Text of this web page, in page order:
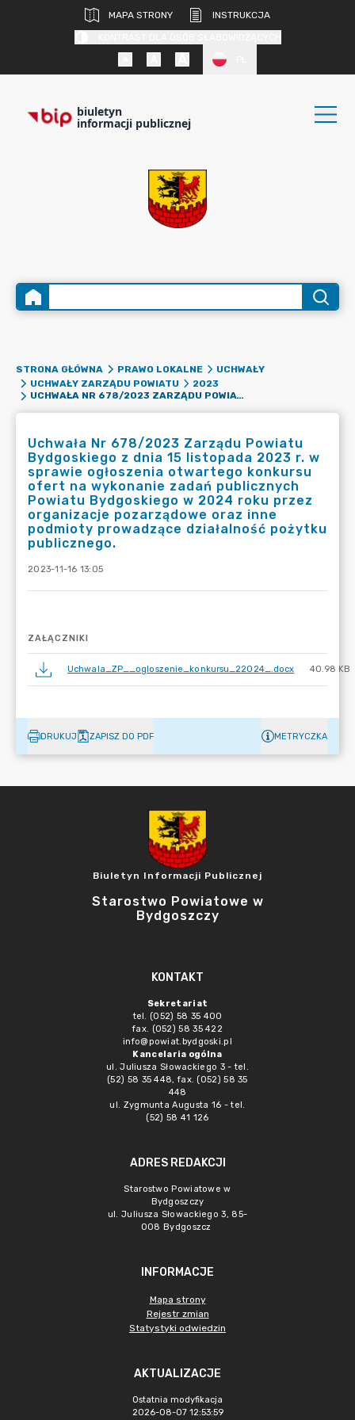
MAPA STRONY
INSTRUKCJA
biuletyn
informacji publicznej
STRONA GŁÓWNA PRAWO LOKALNE
UCHWAŁY
UCHWAŁY ZARZĄDU POWIATU
2023
UCHWAŁA NR 678/2023 ZARZĄDU POWIATU BYDGOSKIEGO Z DNIA 15 LISTOPADA 2023 R. W SPRAWIE OGŁOSZENIA OTWARTEGO KONKURSU OFERT NA WYKONANIE ZADAŃ PUBLICZNYCH POWIATU BYDGOSKIEGO W 2024 ROKU PRZEZ ORGANIZACJE POZARZĄDOWE ORAZ INNE PODMIOTY PROWADZĄCE DZIAŁALNOŚĆ POŻYTKU PUBLICZNEGO.
Uchwała Nr 678/2023 Zarządu Powiatu
Bydgoskiego z dnia 15 listopada 2023 r. w
sprawie ogłoszenia otwartego konkursu
ofert na wykonanie zadań publicznych
Powiatu Bydgoskiego w 2024 roku przez
organizacje pozarządowe oraz inne
podmioty prowadzące działalność pożytku
publicznego.
2023-11-16 13:05
ZAŁĄCZNIKI
Uchwala_ZP__ogloszenie_konkursu_22024_.docx 40.98 KB
DRUKUJ ZAPISZ DO PDF METRYCZKA
Biuletyn Informacji Publicznej
Starostwo Powiatowe w
Bydgoszczy
KONTAKT
Sekretariat
tel. (052) 58 35 400
fax. (052) 58 35 422
info@powiat.bydgoski.pl
Kancelaria ogólna
ul. Juliusza Słowackiego 3 - tel.
(52) 58 35 448, fax. (052) 58 35
448
ul. Zygmunta Augusta 16 - tel.
(52) 58 41 126
ADRES REDAKCJI
Starostwo Powiatowe w
Bydgoszczy
ul. Juliusza Słowackiego 3, 85-
008 Bydgoszcz
INFORMACJE
Mapa strony
Rejestr zmian
Statystyki odwiedzin
AKTUALIZACJE
Ostatnia modyfikacja
2026-08-07 12:53:59